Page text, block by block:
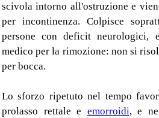
scivola intorno all'ostruzione e
per incontinenza. Colpisce
persone con deficit neurologici,
medico per la rimozione: non si
per bocca.
Lo sforzo ripetuto nel tempo
prolasso rettale e emorroidi, e